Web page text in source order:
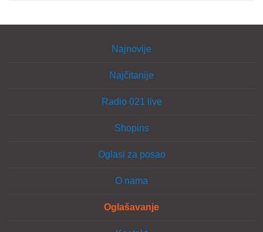
Najnovije
Najčitanije
Radio 021 live
Shopins
Oglasi za posao
O nama
Oglašavanje